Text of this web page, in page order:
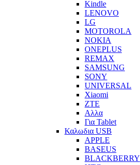
Kindle
LENOVO
LG
MOTOROLA
NOKIA
ONEPLUS
REMAX
SAMSUNG
SONY
UNIVERSAL
Xiaomi
ZTE
Αλλα
Για Tablet
Καλωδια USB
APPLE
BASEUS
BLACKBERRY